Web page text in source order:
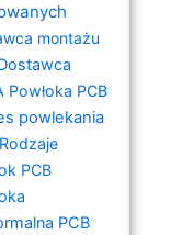
montażu
Powłoka PCB
powlekania
Rodzaje
PCB
PCB